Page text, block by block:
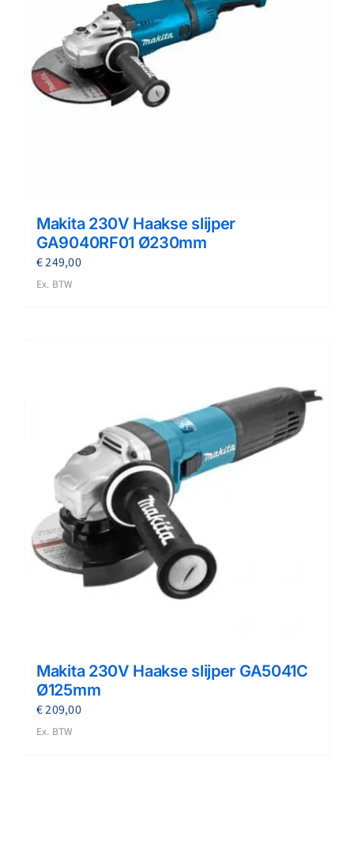
Makita 230V Haakse slijper
GA9040RF01 Ø230mm
€249,00
Ex. BTW
Makita 230V Haakse slijper GA5041C
Ø125mm
€209,00
Ex. BTW